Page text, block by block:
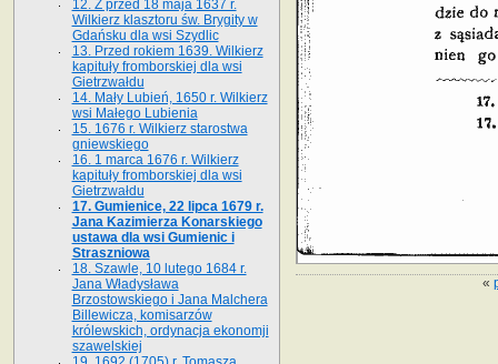
«
12. Z przed 18 maja 1637 r.
Wilkierz klasztoru św. Brygity w
Gdańsku dla wsi Szydlic
13. Przed rokiem 1639. Wilkierz
kapituły fromborskiej dla wsi
Gietrzwałdu
14. Mały Lubień, 1650 r. Wilkierz
wsi Małego Lubienia
15. 1676 r. Wilkierz starostwa
gniewskiego
16. 1 marca 1676 r. Wilkierz
kapituły fromborskiej dla wsi
Gietrzwałdu
17. Gumienice, 22 lipca 1679 r.
Jana Kazimierza Konarskiego
ustawa dla wsi Gumienic i
Straszniowa
18. Szawle, 10 lutego 1684 r.
Jana Władysława
Brzostowskiego i Jana Malchera
Billewicza, komisarzów
królewskich, ordynacja ekonomji
szawelskiej